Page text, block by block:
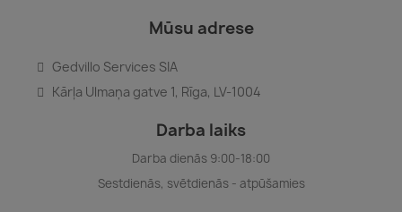
Mūsu adrese
Gedvillo Services SIA
Kārļa Ulmaņa gatve 1, Rīga, LV-1004
Darba laiks
Darba dienās 9:00-18:00
Sestdienās, svētdienās - atpūšamies